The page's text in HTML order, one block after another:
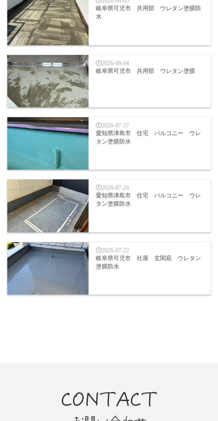
岐阜県可児市 共用部 ウレタン塗膜防
水
2026-08-04
岐阜県可児市 共用部 ウレタン塗膜
2026-07-27
愛知県津島市 住宅 バルコニー ウレ
タン塗膜防水
2026-07-24
愛知県津島市 住宅 バルコニー ウレ
タン塗膜防水
2026-07-22
岐阜県可児市 社屋 玄関庇 ウレタン
塗膜防水
CONTACT